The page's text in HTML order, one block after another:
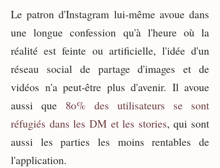
Le patron d'Instagram lui-même avoue dans
une longue confession qu'à l'heure où la
réalité est feinte ou artificielle, l'idée d'un
réseau social de partage d'images et de
vidéos n'a peut-être plus d'avenir. Il avoue
aussi que 80% des utilisateurs se sont
réfugiés dans les DM et les stories, qui sont
aussi les parties les moins rentables de
l'application.